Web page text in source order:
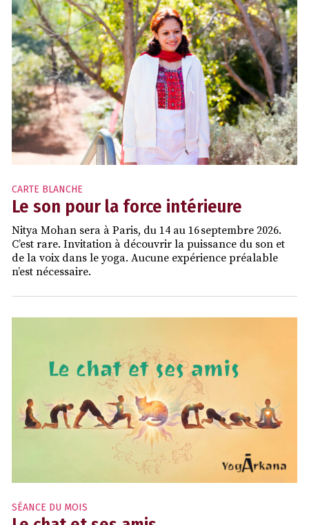
CARTE BLANCHE
Le son pour la force intérieure
Nitya Mohan sera à Paris, du 14 au 16 septembre 2026.
C’est rare. Invitation à découvrir la puissance du son et
de la voix dans le yoga. Aucune expérience préalable
n’est nécessaire.
SÉANCE DU MOIS